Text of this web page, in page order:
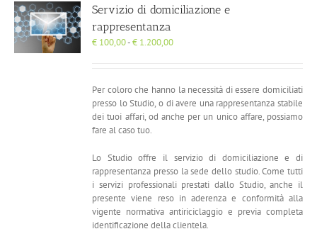
Servizio di domiciliazione e
rappresentanza
€ 100,00-€ 1.200,00Fascia
€ 100,00
a
€ 1.200,00
Per coloro che hanno la necessità di essere domiciliati
presso lo Studio, o di avere una rappresentanza stabile
dei tuoi affari, od anche per un unico affare, possiamo
fare al caso tuo.
Lo Studio offre il servizio di domiciliazione e di
rappresentanza presso la sede dello studio. Come tutti
i servizi professionali prestati dallo Studio, anche il
presente viene reso in aderenza e conformità alla
vigente normativa antiriciclaggio e previa completa
identificazione della clientela.